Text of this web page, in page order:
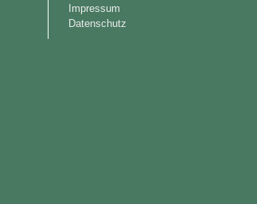
Impressum
Datenschutz